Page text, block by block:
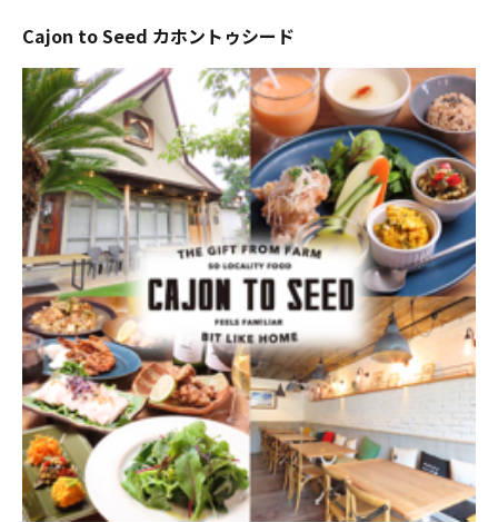
Cajon to Seed カホントゥシード